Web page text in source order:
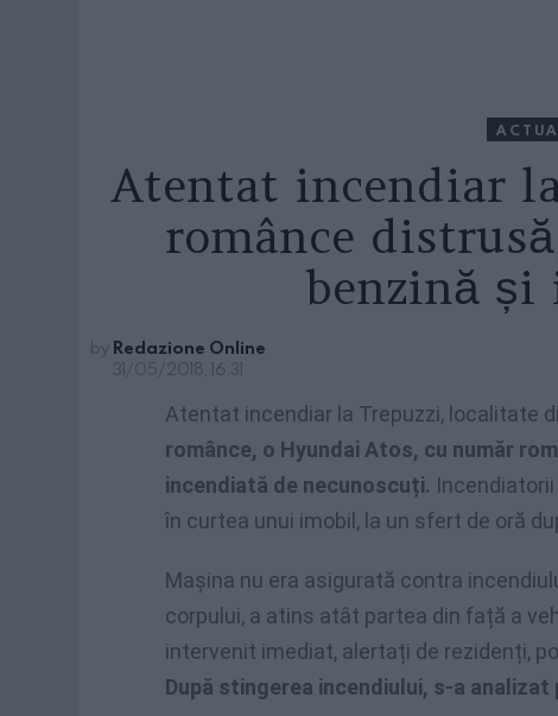
Atentat incendiar
românce
benzină și
by Redazione Online
31/05/2018, 16:31
Atentat incendiar la Trepuzzi, localitate
românce, o Hyundai Atos, cu număr
incendiată de necunoscuți.
în curtea unui imobil, la un sfert de oră
Mașina nu era asigurată contra
corpului, a atins atât partea din față a
intervenit imediat, alertați de rezidenți,
După stingerea incendiului, s-a analizat